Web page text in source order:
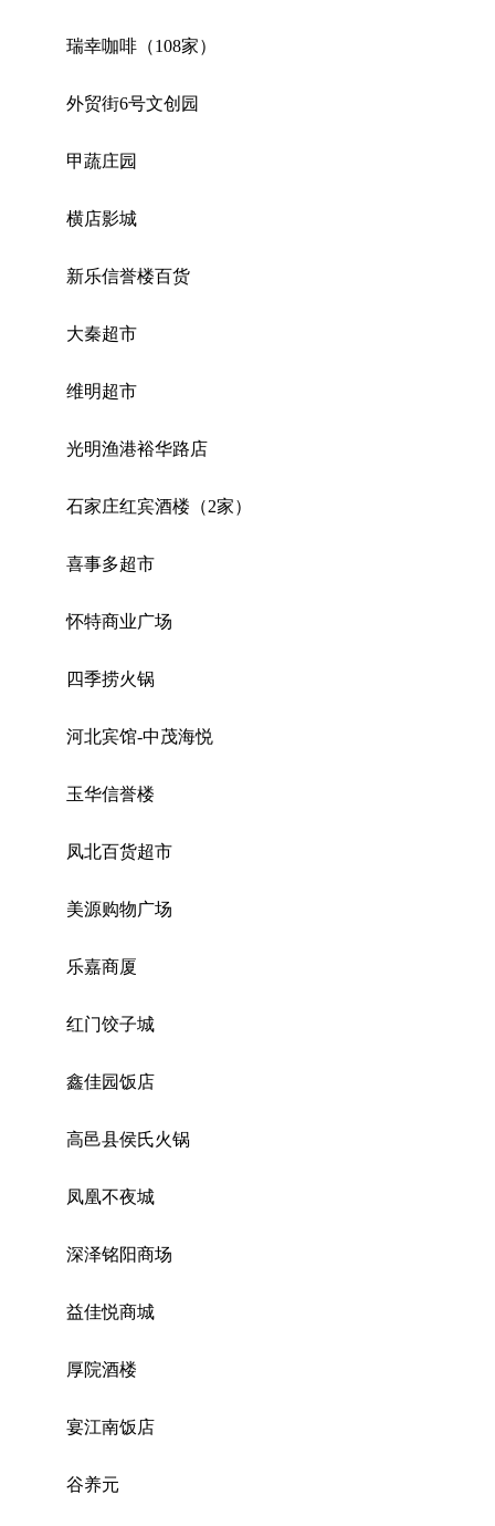
瑞幸咖啡（108家）
外贸街6号文创园
甲蔬庄园
横店影城
新乐信誉楼百货
大秦超市
维明超市
光明渔港裕华路店
石家庄红宾酒楼（2家）
喜事多超市
怀特商业广场
四季捞火锅
河北宾馆-中茂海悦
玉华信誉楼
凤北百货超市
美源购物广场
乐嘉商厦
红门饺子城
鑫佳园饭店
高邑县侯氏火锅
凤凰不夜城
深泽铭阳商场
益佳悦商城
厚院酒楼
宴江南饭店
谷养元